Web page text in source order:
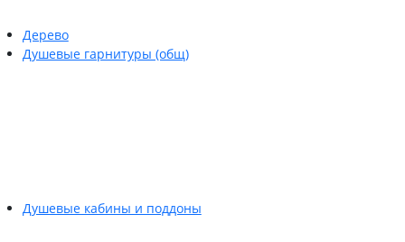
Дерево
Душевые гарнитуры (общ)
Душевые кабины и поддоны